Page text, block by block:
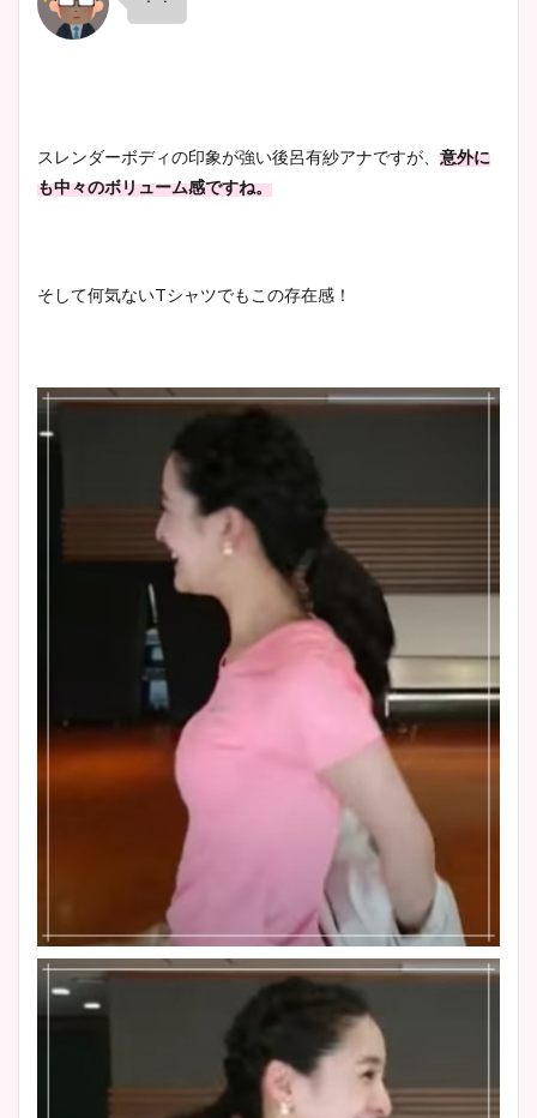
スレンダーボディの印象が強い後呂有紗アナですが、 意外に
も中々のボリューム感ですね。
そして何気ないTシャツでもこの存在感！